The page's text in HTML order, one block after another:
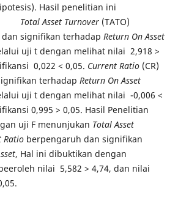
Hasil penelitian ini
Total Asset Turnover(TATO)
signifikan terhadap Return On Asset
uji t dengan melihat nilai 2,918 >
0,022 < 0,05. Current Ratio(CR)
terhadap Return On Asset
uji t dengan melihat nilai -0,006 <
0,995 > 0,05. Hasil Penelitian
uji F menunjukan Total Asset
Ratioberpengaruh dan signifikan
, Hal ini dibuktikan dengan
nilai 5,582 > 4,74, dan nilai